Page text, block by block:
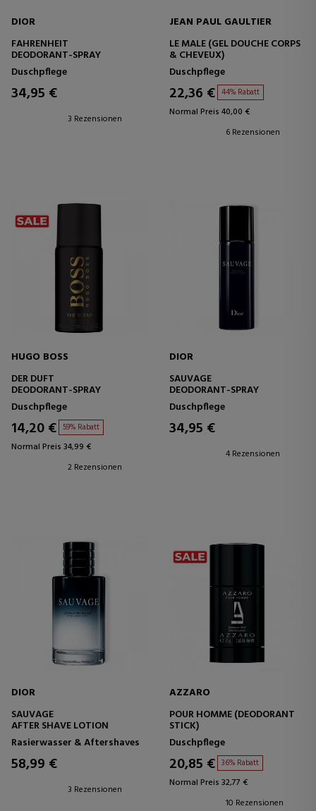
DIOR
FAHRENHEIT
DEODORANT-SPRAY
Duschpflege
34,95 €
3 Rezensionen
JEAN PAUL GAULTIER
LE MALE (GEL DOUCHE CORPS
& CHEVEUX)
Duschpflege
22,36 € 44% Rabatt
Normal Preis 40,00 €
6 Rezensionen
HUGO BOSS
DER DUFT
DEODORANT-SPRAY
Duschpflege
14,20 € 59% Rabatt
Normal Preis 34,99 €
2 Rezensionen
DIOR
SAUVAGE
DEODORANT-SPRAY
Duschpflege
34,95 €
4 Rezensionen
DIOR
SAUVAGE
AFTER SHAVE LOTION
Rasierwasser & Aftershaves
58,99 €
3 Rezensionen
AZZARO
POUR HOMME (DEODORANT
STICK)
Duschpflege
20,85 € 36% Rabatt
Normal Preis 32,77 €
10 Rezensionen